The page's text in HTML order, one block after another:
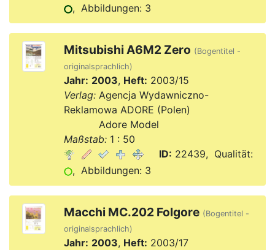
, Abbildungen: 3
Mitsubishi A6M2 Zero (Bogentitel -
originalsprachlich)
Jahr: 2003, Heft: 2003/15
Verlag:Agencja Wydawniczno-
Reklamowa ADORE (Polen)
Adore Model
Maßstab:1 : 50
ID: 22439, Qualität:
, Abbildungen: 3
Macchi MC.202 Folgore (Bogentitel -
originalsprachlich)
Jahr: 2003, Heft: 2003/17